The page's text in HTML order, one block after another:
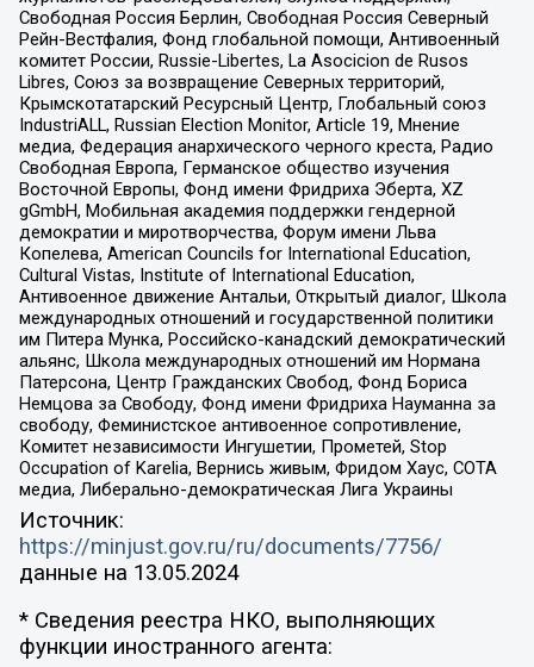
Свободная Россия Берлин, Свободная Россия Северный
Рейн-Вестфалия, Фонд глобальной помощи, Антивоенный
комитет России, Russie-Libertes, La Asocicion de Rusos
Libres, Союз за возвращение Северных территорий,
Крымскотатарский Ресурсный Центр, Глобальный союз
IndustriALL, Russian Election Monitor, Article 19, Мнение
медиа, Федерация анархического черного креста, Радио
Свободная Европа, Германское общество изучения
Восточной Европы, Фонд имени Фридриха Эберта, XZ
gGmbH, Мобильная академия поддержки гендерной
демократии и миротворчества, Форум имени Льва
Копелева, American Councils for International Education,
Cultural Vistas, Institute of International Education,
Антивоенное движение Антальи, Открытый диалог, Школа
международных отношений и государственной политики
им Питера Мунка, Российско-канадский демократический
альянс, Школа международных отношений им Нормана
Патерсона, Центр Гражданских Свобод, Фонд Бориса
Немцова за Свободу, Фонд имени Фридриха Науманна за
свободу, Феминистское антивоенное сопротивление,
Комитет независимости Ингушетии, Прометей, Stop
Occupation of Karelia, Вернись живым, Фридом Хаус, СОТА
медиа, Либерально-демократическая Лига Украины
Источник:
https://minjust.gov.ru/ru/documents/7756/
данные на 13.05.2024
* Сведения реестра НКО, выполняющих
функции иностранного агента: